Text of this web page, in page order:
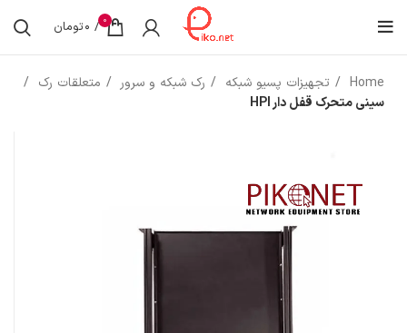
0
/
0تومان
Home تجهیزات پسیو شبکه رک شبکه و سرور
متعلقات رک
سینی متحرک قفل دار HPI